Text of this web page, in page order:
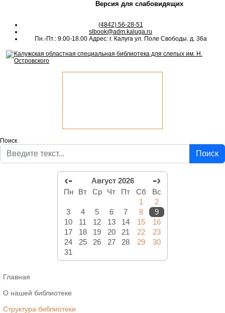
Версия для слабовидящих
(4842) 56-28-51
slbook@adm.kaluga.ru
Пн.-Пт.: 9.00-18.00 Адрес: г. Калуга ул. Поле Свободы. д. 36а
Поиск
Поиск
‹- Август 2026 -›
Пн Вт Ср Чт Пт Сб
Вс
1
2
3
4 5 6 7 8
9
10
11 12 13 14 15
16
17
18 19 20 21 22
23
24
25 26 27 28 29
30
31
Главная
О нашей библиотеке
Структура библиотеки